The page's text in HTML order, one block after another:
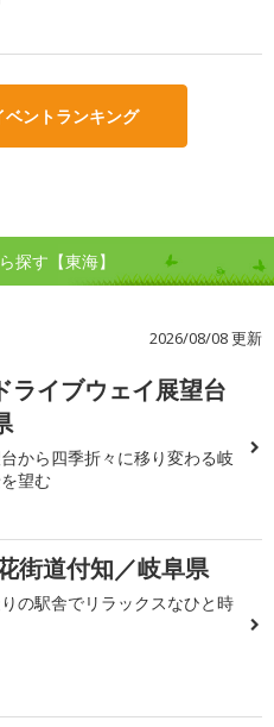
ントランキング
探す【東海】
2026/08/08 更新
ライブウェイ展望台
から四季折々に移り変わる岐
望む
街道付知／岐阜県
の駅舎でリラックスなひと時